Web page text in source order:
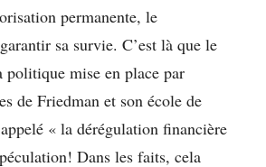
permanente, le
sa survie. C’est là que le
politique mise en place par
de Friedman et son école de
« la dérégulation financière
Dans les faits, cela